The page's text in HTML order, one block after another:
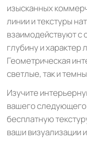
изысканных
линии и текстуры
взаимодействуют
глубину и
Геометрическая
светлые, так и
Изучите
вашего следующего
бесплатную
ваши визуализации